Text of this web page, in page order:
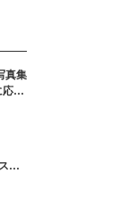
ャ
」
真集
じ
持